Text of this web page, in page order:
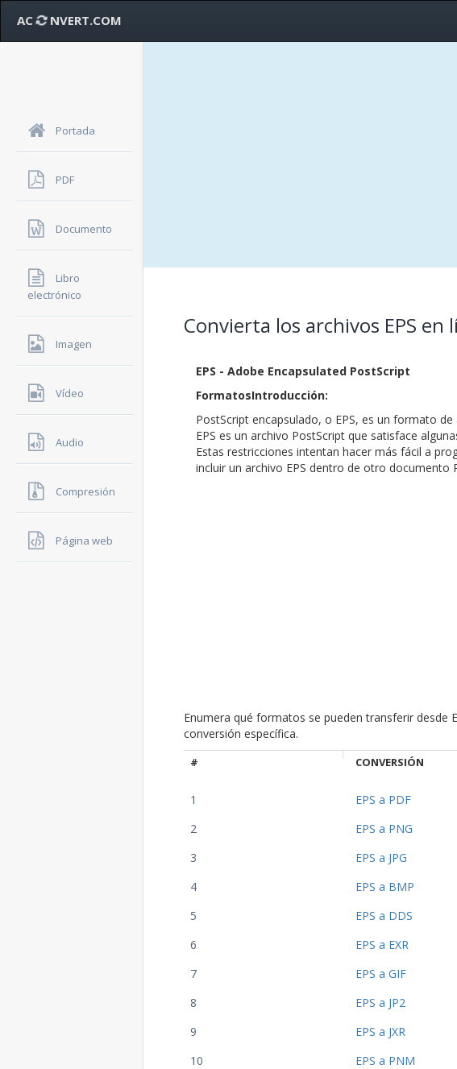
AC NVERT.COM
Portada
PDF
Documento
Libro
electrónico
Imagen
Vídeo
Audio
Compresión
Página web
Convierta los archivos EPS en
EPS - Adobe Encapsulated PostScript
FormatosIntroducción:
PostScript encapsulado, o EPS, es un formato
EPS es un archivo PostScript que satisface
Estas restricciones intentan hacer más fácil a
incluir un archivo EPS dentro de otro documento
Enumera qué formatos se pueden transferir desde
conversión específica.
# CONVERSIÓN
1 EPS a PDF
2 EPS a PNG
3 EPS a JPG
4 EPS a BMP
5 EPS a DDS
6 EPS a EXR
7 EPS a GIF
8 EPS a JP2
9 EPS a JXR
10 EPS a PNM